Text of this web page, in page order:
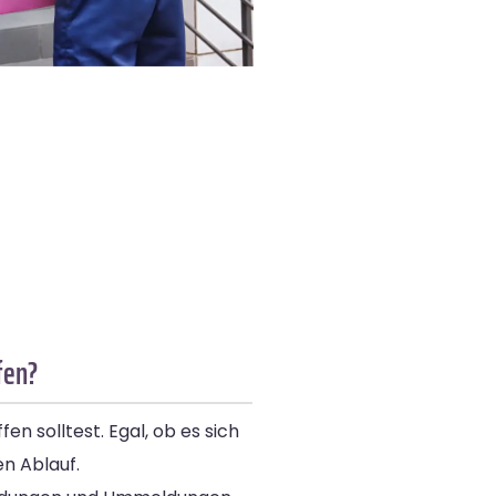
solltest. Egal, ob es sich
Ablauf.